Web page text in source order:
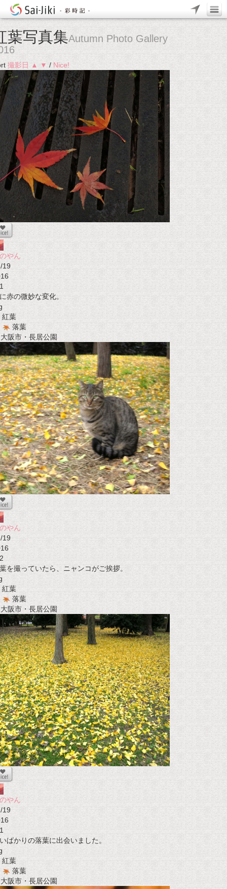
葉写真集Autumn Photo Gallery
撮影日 ▲ ▼ / Nice!
やん
19
1
赤の微妙な変化。
紅葉
落葉
阪市・長居公園
やん
19
2
を撮っていたら、ニャンコがご挨拶。
紅葉
落葉
阪市・長居公園
やん
19
1
ばかりの落葉に出会いました。
紅葉
落葉
阪市・長居公園